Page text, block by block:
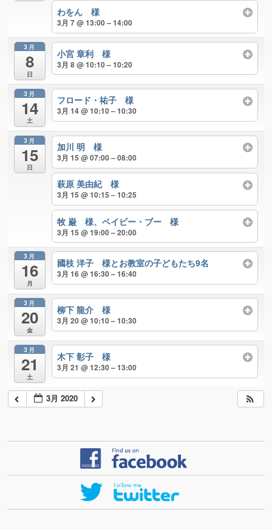
わをん 様
3月 7 @ 13:00 – 14:00
3月
8
日
小宮 章利 様
3月 8 @ 10:10 – 10:20
3月
14
土
フロード・祐子 様
3月 14 @ 10:10 – 10:30
3月
15
日
加川 明 様
3月 15 @ 07:00 – 08:00
萩原 美由紀 様
3月 15 @ 10:15 – 10:25
牧 巌 様、ベイビー・ブー 様
3月 15 @ 19:00 – 20:00
3月
16
月
國枝 洋子 様とお教室の子どもたち9名
3月 16 @ 16:30 – 16:40
3月
20
金
柳下 龍介 様
3月 20 @ 10:10 – 10:30
3月
21
土
木下 彰子 様
3月 21 @ 12:30 – 13:00
3月 2020